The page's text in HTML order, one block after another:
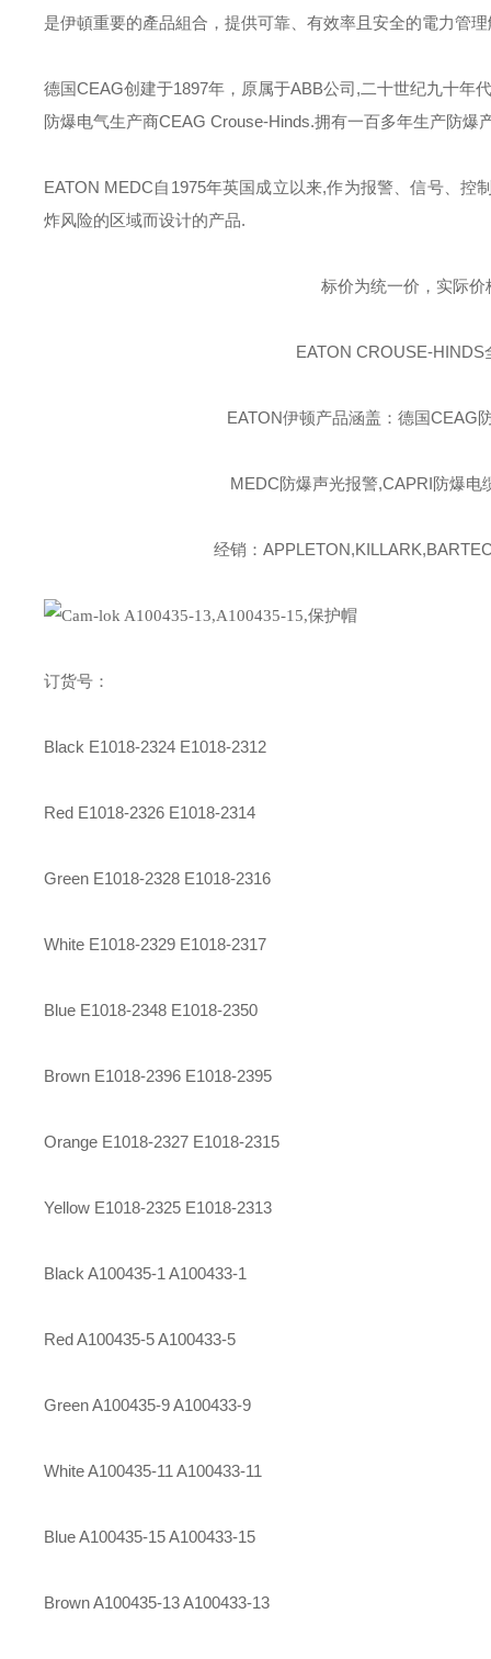
是伊頓重要的產品組合，提供可靠、有效率且安全的電力管
德国CEAG创建于1897年，原属于ABB公司,二十世纪九十年
防爆电气生产商CEAG Crouse-Hinds.拥有一百多年生产防爆
EATON MEDC自 1975年英国成立以来,作为报警、信号、控
炸风险的区域而设计的产品.
标价为统一价，实际
EATON CROUSE-HINDS
EATON伊顿产品涵盖：德国CEAG
MEDC防爆声光报警,CAPRI防爆
经销：
订货号：
Black E1018-2324 E1018-2312
Red E1018-2326 E1018-2314
Green E1018-2328 E1018-2316
White E1018-2329 E1018-2317
Blue E1018-2348 E1018-2350
Brown E1018-2396 E1018-2395
Orange E1018-2327 E1018-2315
Yellow E1018-2325 E1018-2313
Black A100435-1 A100433-1
Red A100435-5 A100433-5
Green A100435-9 A100433-9
White A100435-11 A100433-11
Blue A100435-15 A100433-15
Brown A100435-13 A100433-13